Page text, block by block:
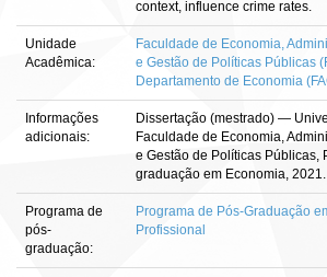
context, influence crime rates.
Unidade
Acadêmica:
Faculdade de Economia,
e Gestão de Políticas Públicas
Departamento de Economia
Informações
adicionais:
Dissertação (mestrado) —
Faculdade de Economia,
e Gestão de Políticas Públicas,
graduação em Economia, 2021.
Programa de
pós-
graduação:
Programa de Pós-Graduação
Profissional